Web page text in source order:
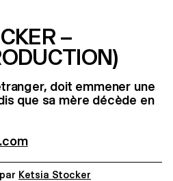
–
doit emmener une
que sa mère décède en
par Ketsia Stocker